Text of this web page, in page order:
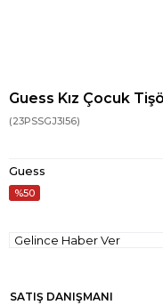
Guess Kız Çocuk
(23PSSGJ3I56)
Guess
50
Gelince Haber Ver
SATIŞ DANIŞMANI